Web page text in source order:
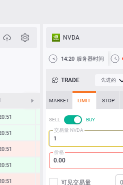
修改
0.34 %
0.34 %
-0.47 %
0.49 %
NVDA
14:20 服务器时间
TRADE 先进的
MARKET LIMIT STOP
SELL
BUY
交易量 NVDA
价格
可见交易量